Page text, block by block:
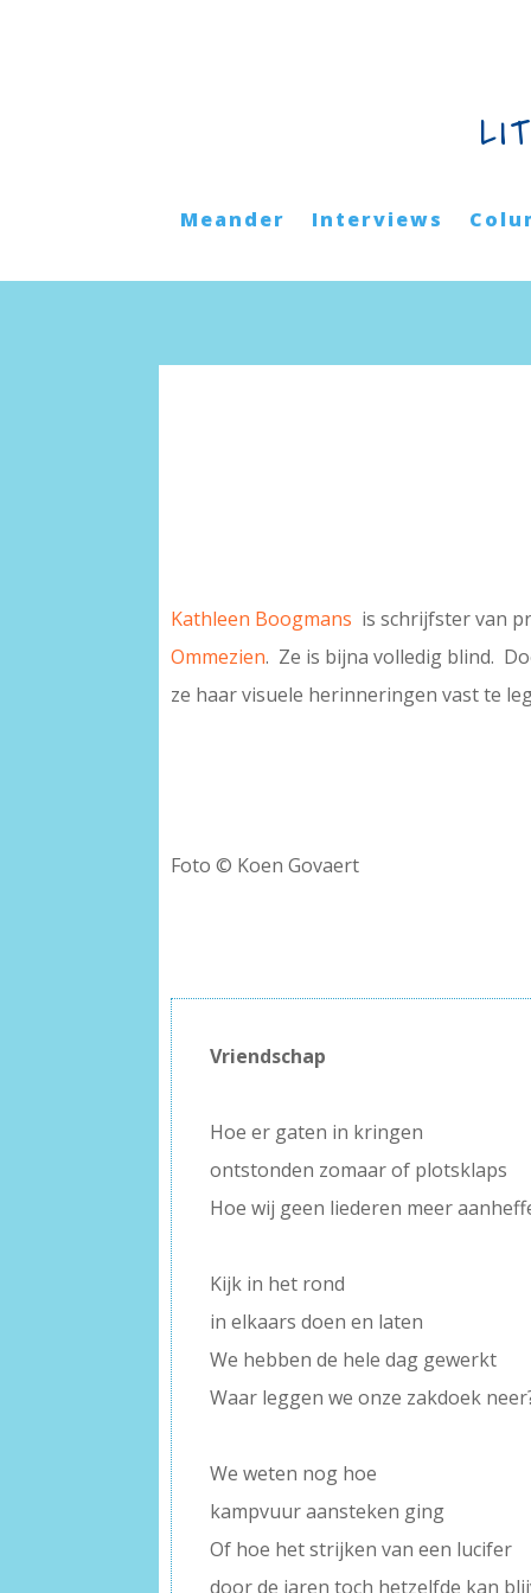
Meander Interviews
Kathleen Boogmans is schrijfster van
Ommezien. Ze is bijna volledig blind.
ze haar visuele herinneringen vast te
Foto © Koen Govaert
Vriendschap
Hoe er gaten in kringen
ontstonden zomaar of plotsklaps
Hoe wij geen liederen meer
Kijk in het rond
in elkaars doen en laten
We hebben de hele dag gewerkt
Waar leggen we onze zakdoek
We weten nog hoe
kampvuur aansteken ging
Of hoe het strijken van een lucifer
door de jaren toch hetzelfde kan